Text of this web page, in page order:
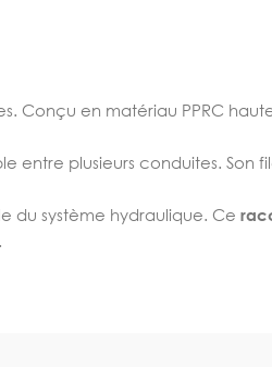
Conçu en matériau PPRC
entre plusieurs conduites. Son
du système hydraulique. Ce